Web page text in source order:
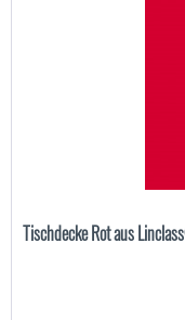
Tischdecke Rot aus